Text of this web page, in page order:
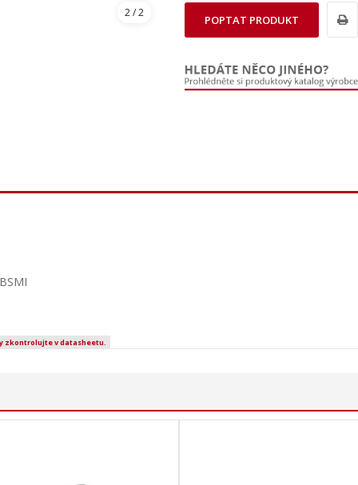
2/ 2
POPTAT PRODUKT
zkontrolujte v datasheetu.